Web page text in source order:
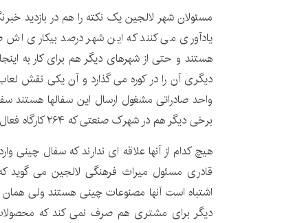
مسئولان شهر لالجین یک نکته را هم در بازدید
یادآوری می کنند که این شهر درصد بیکاری
هستند و حتی از شهرهای دیگر هم برای کار به
واحد صادراتی مشغول ارسال این سفالها هستند
برخی دیگر هم در شهرک صنعتی که ۲۶۴ کارگاه فعال دارد کار می کنند.
هیچ کدام از آنها علاقه ای ندارند که سفال چینی
قادری مسئول میراث فرهنگی لالجین می گوید
اشتباه است آنها مصنوعات چینی هستند ولی
دیگر برای مشتری هم صرف نمی کند که